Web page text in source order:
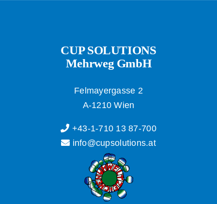
CUP SOLUTIONS
Mehrweg GmbH
Felmayergasse 2
A-1210 Wien
+43-1-710 13 87-700
info@cupsolutions.at